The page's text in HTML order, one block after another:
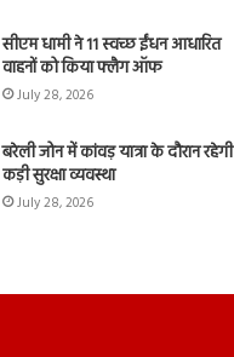
सीएम धामी ने 11 स्वच्छ ईंधन आधारित
वाहनों को किया फ्लैग ऑफ
July 28, 2026
बरेली जोन में कांवड़ यात्रा के दौरान रहेगी
कड़ी सुरक्षा व्यवस्था
July 28, 2026